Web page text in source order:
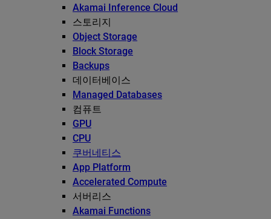
Akamai Inference Cloud
스토리지
Object Storage
Block Storage
Backups
데이터베이스
Managed Databases
컴퓨트
GPU
CPU
쿠버네티스
App Platform
Accelerated Compute
서버리스
Akamai Functions